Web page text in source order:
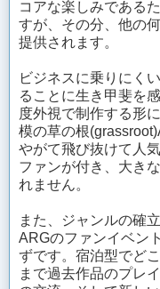
コアな楽しみである
すが、その分、他の
提供されます。
ビジネスに乗りにく
ることに生き甲斐を
度外視で制作する形
模の草の根
やがて飛び抜けて人
ファンが付き、大き
れません。
また、ジャンルの確
ARGのファンイベン
ずです。宿泊型でど
まで過去作品のプレ